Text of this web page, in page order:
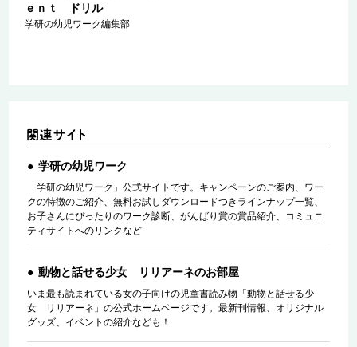
ｅｎｔ ドリル
学研の幼児ワーク編集部
学研の幼児ワーク
「学研の幼児ワーク」公式サイトです。キャンペーンのご案内、ワー
クの特徴のご紹介、無料お試しダウンロードつきラインナップ一覧、
お子さんにぴったりのワーク診断、がんばり賞の賞品紹介、コミュニ
ティサイトへのリンクなど
動物と話せる少女 リリアーネのお部屋
いま最も読まれている女の子向けの児童書読み物「動物と話せる少
女 リリアーネ」の公式ホームページです。最新刊情報、オリジナル
グッズ、イベントの紹介なども！